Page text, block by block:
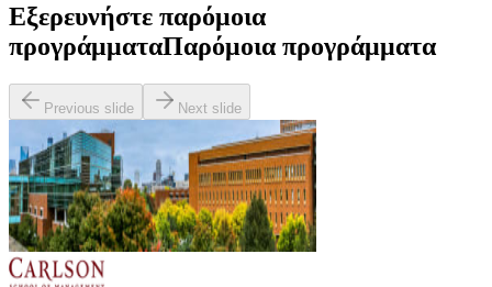
Εξερευνήστε παρόμοια
προγράμματαΠαρόμοια προγράμματα
Previous slide Next slide